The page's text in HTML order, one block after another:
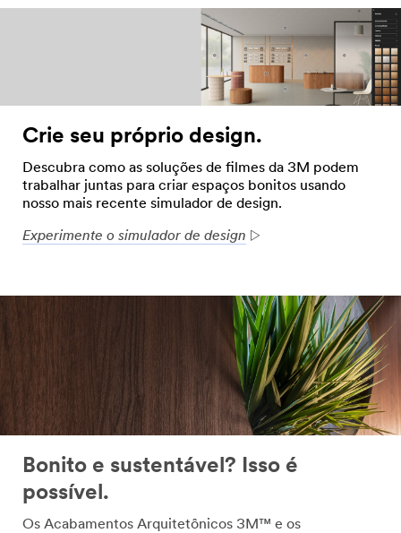
Crie seu próprio design.
Descubra como as soluções de filmes da 3M podem
trabalhar juntas para criar espaços bonitos usando
nosso mais recente simulador de design.
Experimente o simulador de design
Bonito e sustentável? Isso é
possível.
Os Acabamentos Arquitetônicos 3M™ e os